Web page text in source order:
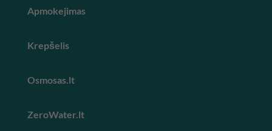
Apmokejimas
Krepšelis
Osmosas.lt
ZeroWater.lt